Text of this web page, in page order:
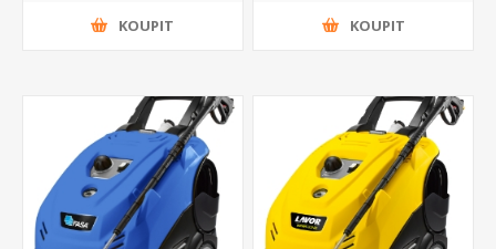
KOUPIT KOUPIT